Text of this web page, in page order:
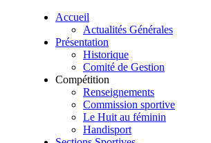
Accueil
Actualités Générales
Présentation
Historique
Comité de Gestion
Compétition
Renseignements
Commission sportive
Le Huit au féminin
Handisport